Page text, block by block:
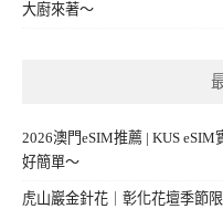
大廚來著～
2026澳門eSIM推薦 | KUS
好簡單～
虎山巖金針花｜彰化花壇季節